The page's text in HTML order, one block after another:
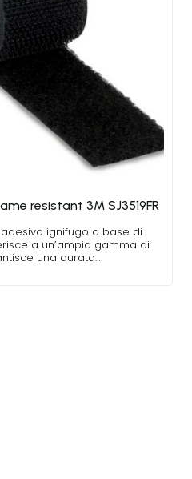
resistant 3M SJ3519FR
ignifugo a base di
a un’ampia gamma di
una durata…